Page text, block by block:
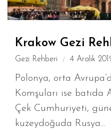
Krakow Gezi
Gezi Rehberi 4 Aralık
Polonya, orta
Komşuları ise batıda
Çek Cumhuriyeti,
kuzeydoğuda Rusya...